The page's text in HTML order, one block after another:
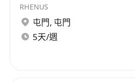
RHENUS
屯門, 屯門
5天/週